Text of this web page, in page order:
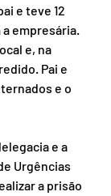
e teve 12
empresária.
e, na
Pai e
e o
e a
Urgências
a prisão